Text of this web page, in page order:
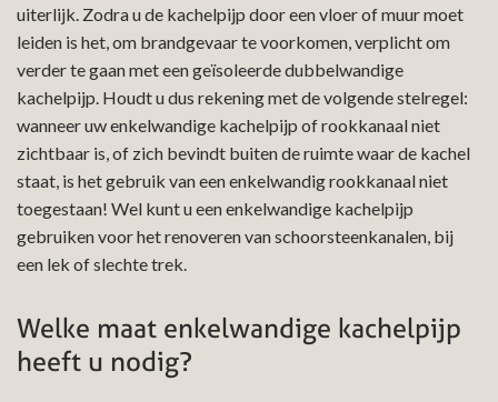
uiterlijk. Zodra u de kachelpijp door een vloer of muur moet
leiden is het, om brandgevaar te voorkomen, verplicht om
verder te gaan met een geïsoleerde dubbelwandige
kachelpijp. Houdt u dus rekening met de volgende stelregel:
wanneer uw enkelwandige kachelpijp of rookkanaal niet
zichtbaar is, of zich bevindt buiten de ruimte waar de kachel
staat, is het gebruik van een enkelwandig rookkanaal niet
toegestaan! Wel kunt u een enkelwandige kachelpijp
gebruiken voor het renoveren van schoorsteenkanalen, bij
een lek of slechte trek.
Welke maat enkelwandige kachelpijp
heeft u nodig?